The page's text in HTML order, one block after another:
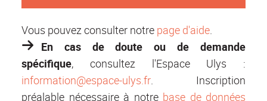
Vous pouvez consulter notre page d'aide.
En cas de doute ou de demande
spécifique, consultez l'Espace Ulys :
information@espace-ulys.fr. Inscription
préalable nécessaire à notre base de données